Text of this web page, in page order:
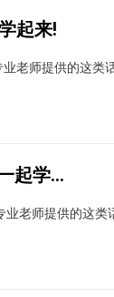
起来!
老师提供的这类
打好雅思写作关，从「科技媒体类」话题开始，一起学起来！
老师提供的这